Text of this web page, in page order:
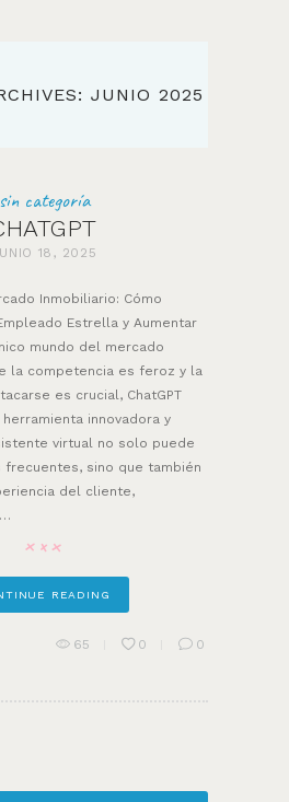
JUNIO 2025
sin categoría
18, 2025
Inmobiliario: Cómo
Estrella y Aumentar
mundo del mercado
la competencia es feroz y la
es crucial, ChatGPT
innovadora y
virtual no solo puede
frecuentes, sino que también
del cliente,
READING
65 0 0